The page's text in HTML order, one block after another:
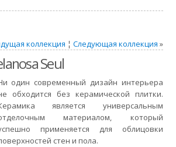
коллекция ¦ Следующая коллекция »
Seul
один современный дизайн интерьера
обходится без керамической плитки.
является универсальным
материалом, который
применяется для облицовки
стен и пола.